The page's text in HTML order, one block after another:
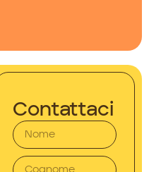
Contattaci